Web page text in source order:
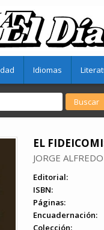
Idiomas
EL
JORGE
Editorial:
ISBN:
Páginas:
Encuadernación:
Colección: